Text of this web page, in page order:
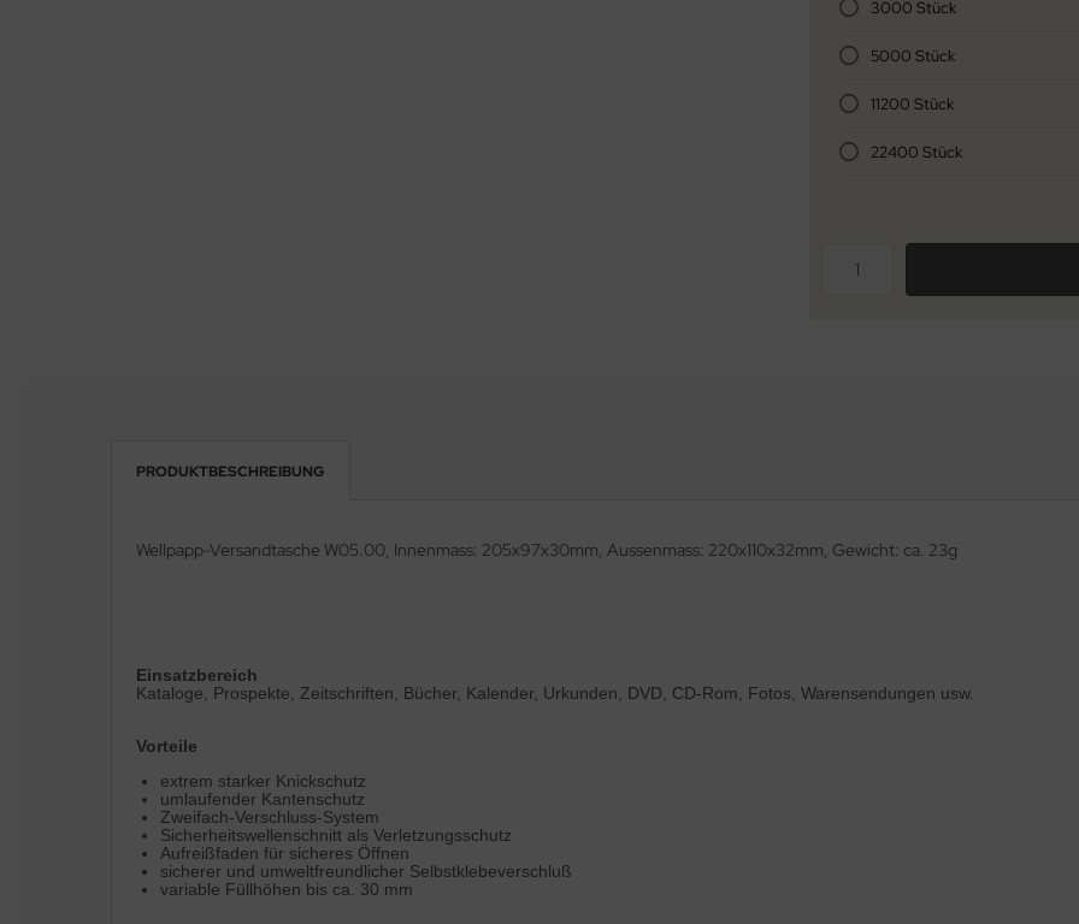
3000 Stück
5000 Stück
11200 Stück
22400 Stück
PRODUKTBESCHREIBUNG
Wellpapp-Versandtasche W05.00, Innenmass: 205x97x30mm, Aussenmass: 220x110x32mm, Gewicht: ca. 23g
Einsatzbereich
Kataloge, Prospekte, Zeitschriften, Bücher, Kalender, Urkunden, DVD, CD-Rom, Fotos, Warensendungen usw.
Vorteile
extrem starker Knickschutz
umlaufender Kantenschutz
Zweifach-Verschluss-System
Sicherheitswellenschnitt als Verletzungsschutz
Aufreißfaden für sicheres Öffnen
sicherer und umweltfreundlicher Selbstklebeverschluß
variable Füllhöhen bis ca. 30 mm